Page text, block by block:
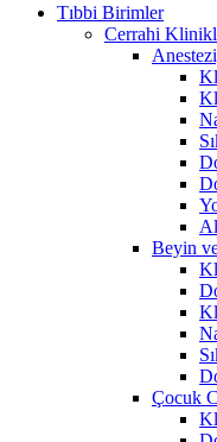
Tıbbi Birimler
Cerrahi
Beyin
Çocuk